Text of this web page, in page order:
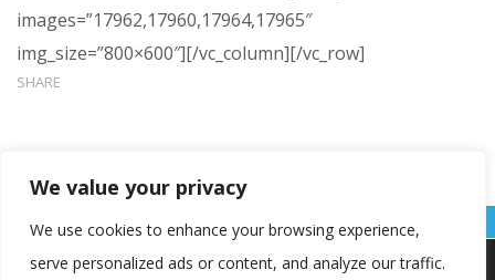
We value your privacy
We use cookies to enhance your browsing experience,
serve personalized ads or content, and analyze our traffic.
images=”17962,17960,17964,17965″
img_size=”800×600″][/vc_column][/vc_row]
SHARE
Koristimo kolačiće kako bismo vam pružili najbolje iskustvo na